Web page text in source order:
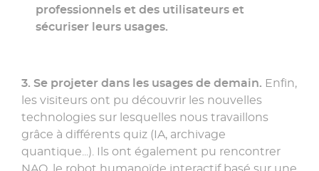
professionnels et des utilisateurs et
sécuriser leurs usages.
3. Se projeter dans les usages de demain. Enfin,
les visiteurs ont pu découvrir les nouvelles
technologies sur lesquelles nous travaillons
grâce à différents quiz (IA, archivage
quantique...). Ils ont également pu rencontrer